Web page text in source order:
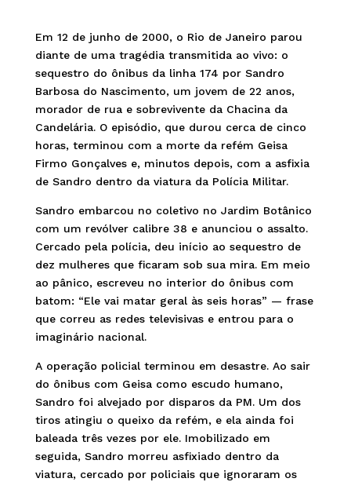
Em 12 de junho de 2000, o Rio de Janeiro parou
diante de uma tragédia transmitida ao vivo: o
sequestro do ônibus da linha 174 por Sandro
Barbosa do Nascimento, um jovem de 22 anos,
morador de rua e sobrevivente da Chacina da
Candelária. O episódio, que durou cerca de cinco
horas, terminou com a morte da refém Geisa
Firmo Gonçalves e, minutos depois, com a asfixia
de Sandro dentro da viatura da Polícia Militar.
Sandro embarcou no coletivo no Jardim Botânico
com um revólver calibre 38 e anunciou o assalto.
Cercado pela polícia, deu início ao sequestro de
dez mulheres que ficaram sob sua mira. Em meio
ao pânico, escreveu no interior do ônibus com
batom: “Ele vai matar geral às seis horas” — frase
que correu as redes televisivas e entrou para o
imaginário nacional.
A operação policial terminou em desastre. Ao sair
do ônibus com Geisa como escudo humano,
Sandro foi alvejado por disparos da PM. Um dos
tiros atingiu o queixo da refém, e ela ainda foi
baleada três vezes por ele. Imobilizado em
seguida, Sandro morreu asfixiado dentro da
viatura, cercado por policiais que ignoraram os